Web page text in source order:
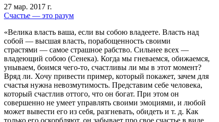
27 мар. 2017 г.
Счастье — это разум
«Велика власть ваша, если вы собою владеете. Власть над
собой — высшая власть, порабощенность своими
страстями — самое страшное рабство. Сильнее всех —
владеющий собою (Сенека). Когда мы гневаемся, обижаемся,
унываем, боимся чего-то, счастливы ли мы в этот момент?
Вряд ли. Хочу привести пример, который покажет, зачем для
счастья нужна невозмутимость. Представим себе человека,
который счастлив оттого, что он богат. При этом он
совершенно не умеет управлять своими эмоциями, и любой
может вывести его из себя, разгневать, обидеть и т. д. Как
только его оскорбляют, он забывает про свое счастье в виде